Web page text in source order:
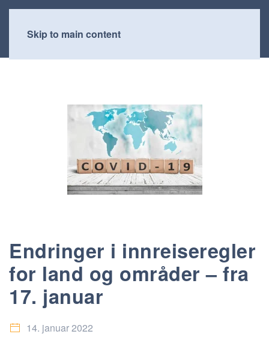
Skip to main content
Endringer i innreiseregler
for land og områder – fra
17. januar
14. januar 2022